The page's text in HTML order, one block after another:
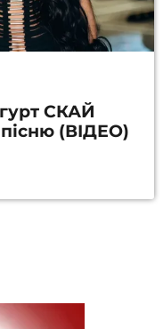
гурт СКАЙ
(ВІДЕО)